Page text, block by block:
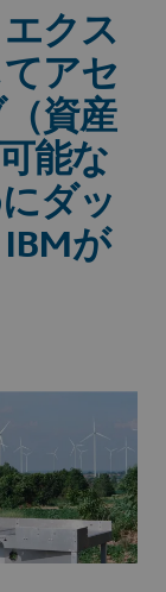
クス
アセ
資産
能な
ダッ
が